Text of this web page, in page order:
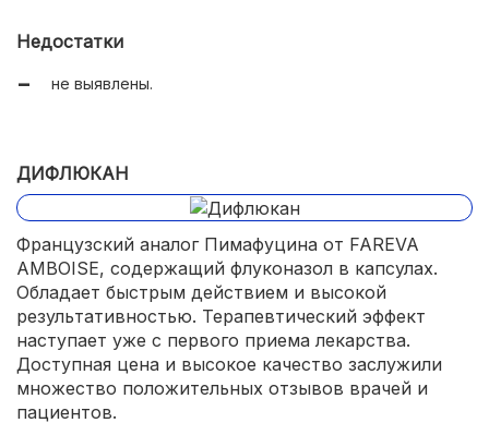
Недостатки
не выявлены.
ДИФЛЮКАН
Французский аналог Пимафуцина от FAREVA
AMBOISE, содержащий флуконазол в капсулах.
Обладает быстрым действием и высокой
результативностью. Терапевтический эффект
наступает уже с первого приема лекарства.
Доступная цена и высокое качество заслужили
множество положительных отзывов врачей и
пациентов.